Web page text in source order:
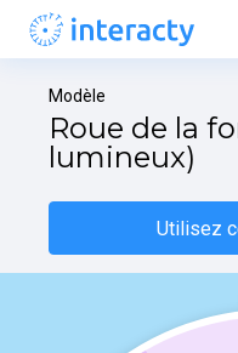
Modèle
Roue de la
lumineux)
Utilisez